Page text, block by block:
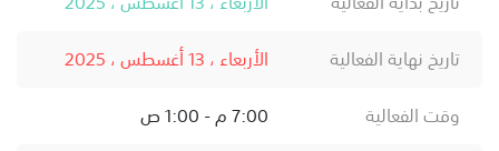
تاريخ نهاية الفعالية
الأربعاء ، 13 أغسطس ، 2025
وقت الفعالية
7:00 م - 1:00 ص